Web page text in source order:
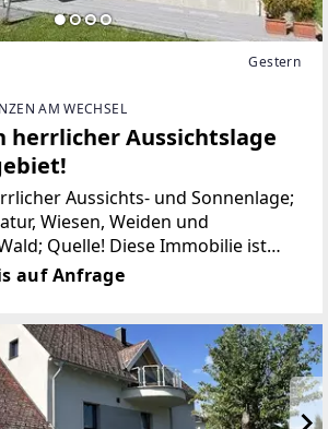
Gestern
AM WECHSEL
herrlicher Aussichtslage
Aussichts- und Sonnenlage;
Wiesen, Weiden und
Quelle! Diese Immobilie ist
Ruhesuchende!Das Wohnhaus
gelegen im steirischen
auf Anfrage